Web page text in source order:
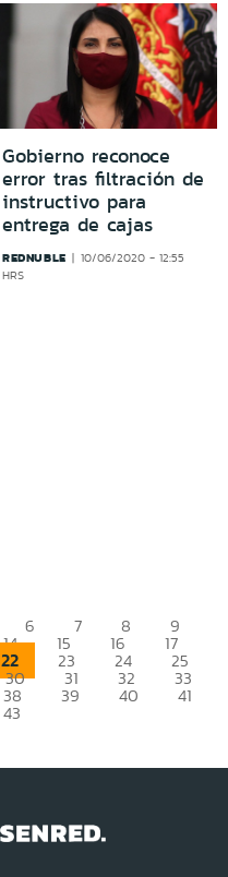
Gobierno reconoce
error tras filtración de
instructivo para
entrega de cajas
REDNUBLE
10/06/2020 - 12:55
HRS
6 7 8 9
14 15 16 17
22 23 24 25
30 31 32 33
38 39 40 41
43